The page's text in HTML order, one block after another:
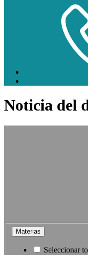
Noticia del
Materias
Seleccionar